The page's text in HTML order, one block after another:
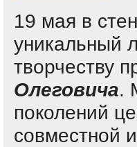
19 мая в
уникальный
творчеству
Олеговича.
поколений
совместной